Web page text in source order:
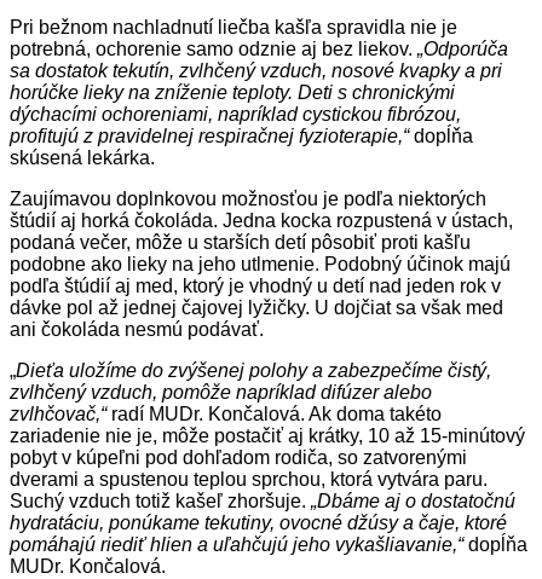
Pri bežnom nachladnutí liečba kašľa spravidla nie je
potrebná, ochorenie samo odznie aj bez liekov. „Odporúča
sa dostatok tekutín, zvlhčený vzduch, nosové kvapky a pri
horúčke lieky na zníženie teploty. Deti s chronickými
dýchacími ochoreniami, napríklad cystickou fibrózou,
profitujú z pravidelnej respiračnej fyzioterapie,“dopĺňa
skúsená lekárka.
Zaujímavou doplnkovou možnosťou je podľa niektorých
štúdií aj horká čokoláda. Jedna kocka rozpustená v ústach,
podaná večer, môže u starších detí pôsobiť proti kašľu
podobne ako lieky na jeho utlmenie. Podobný účinok majú
podľa štúdií aj med, ktorý je vhodný u detí nad jeden rok v
dávke pol až jednej čajovej lyžičky. U dojčiat sa však med
ani čokoláda nesmú podávať.
„Dieťa uložíme do zvýšenej polohy a zabezpečíme čistý,
zvlhčený vzduch, pomôže napríklad difúzer alebo
zvlhčovač,“ radí MUDr. Končalová. Ak doma takéto
zariadenie nie je, môže postačiť aj krátky, 10 až 15-minútový
pobyt v kúpeľni pod dohľadom rodiča, so zatvorenými
dverami a spustenou teplou sprchou, ktorá vytvára paru.
Suchý vzduch totiž kašeľ zhoršuje. „Dbáme aj o dostatočnú
hydratáciu, ponúkame tekutiny, ovocné džúsy a čaje, ktoré
pomáhajú riediť hlien a uľahčujú jeho vykašliavanie,“dopĺňa
MUDr. Končalová.